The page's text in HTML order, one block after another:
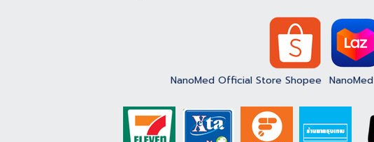
NanoMed Official Store Shopee